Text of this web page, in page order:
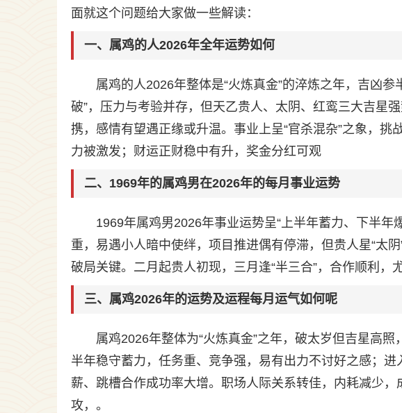
面就这个问题给大家做一些解读：
一、属鸡的人2026年全年运势如何
属鸡的人2026年整体是“火炼真金”的淬炼之年，吉凶
破”，压力与考验并存，但天乙贵人、太阴、红鸾三大吉星
携，感情有望遇正缘或升温。事业上呈“官杀混杂”之象，
力被激发；财运正财稳中有升，奖金分红可观
二、1969年的属鸡男在2026年的每月事业运势
1969年属鸡男2026年事业运势呈“上半年蓄力、下半年
重，易遇小人暗中使绊，项目推进偶有停滞，但贵人星“太
破局关键。二月起贵人初现，三月逢“半三合”，合作顺利，
三、属鸡2026年的运势及运程每月运气如何呢
属鸡2026年整体为“火炼真金”之年，破太岁但吉星高
半年稳守蓄力，任务重、竞争强，易有出力不讨好之感；
薪、跳槽合作成功率大增。职场人际关系转佳，内耗减少
攻，。